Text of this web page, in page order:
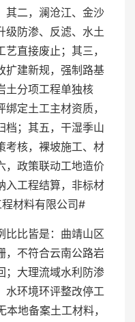
其二，澜沧江、金沙
级防渗、反滤、水土
直接废止；其三，
扩建新规，强制路基
土分项工程单独核
定土工主材资质，
档；其五，干湿季山
考核，裸坡施工、材
，政策联动工地造价
入工程结算，非标材
材料有限公司#
比比皆是：曲靖山区
，不符合云南公路岩
；大理流域水利防渗
水环境环评整改停工
地备案土工材料，